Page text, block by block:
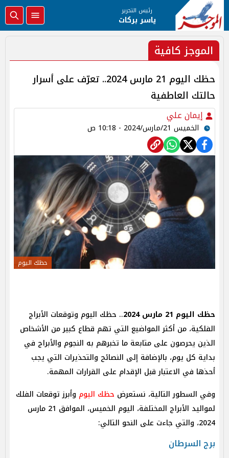
رئيس التحرير
ياسر بركات
الموجز كافية
حظك اليوم 21 مارس 2024.. تعرّف على أسرار
حالتك العاطفية
إيمان علي
الخميس 21/مارس/2024 - 10:18 ص
حظك اليوم
حظك اليوم 21 مارس 2024
.. حظك اليوم وتوقعات الأبراج
الفلكية، من أكثر المواضيع التي تهم قطاع كبير من الأشخاص
الذين يحرصون على متابعة ما تخبرهم به النجوم والأبراج في
بداية كل يوم، بالإضافة إلى النصائح والتحذيرات التي يجب
أحذها في الاعتبار قبل الإقدام على القرارات المهمة.
وفي السطور التالية، نستعرض حظك اليوم وأبرز توقعات الفلك
لمواليد الأبراج المختلفة، اليوم الخميس، الموافق 21 مارس
2024، والتي جاءت على النحو التالي:
برج السرطان